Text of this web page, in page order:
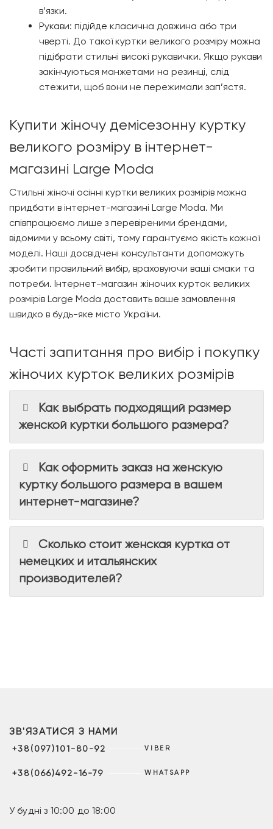
в’язки.
Рукави: підійде класична довжина або три
чверті. До такої куртки великого розміру можна
підібрати стильні високі рукавички. Якщо рукави
закінчуються манжетами на резинці, слід
стежити, щоб вони не пережимали зап’ястя.
Купити жіночу демісезонну куртку
великого розміру в інтернет-
магазині Large Moda
Стильні жіночі осінні куртки великих розмірів можна
придбати в інтернет-магазині Large Moda. Ми
співпрацюємо лише з перевіреними брендами,
відомими у всьому світі, тому гарантуємо якість кожної
моделі. Наші досвідчені консультанти допоможуть
зробити правильний вибір, враховуючи ваші смаки та
потреби. Інтернет-магазин жіночих курток великих
розмірів Large Moda доставить ваше замовлення
швидко в будь-яке місто України.
Часті запитання про вибір і покупку
жіночих курток великих розмірів
Как выбрать подходящий размер
женской куртки большого размера?
Как оформить заказ на женскую
куртку большого размера в вашем
интернет-магазине?
Сколько стоит женская куртка от
немецких и итальянских
производителей?
ЗВ'ЯЗАТИСЯ З НАМИ
+38(097)101-80-92 VIBER
+38(066)492-16-79 WHATSAPP
У будні з 10:00 до 18:00